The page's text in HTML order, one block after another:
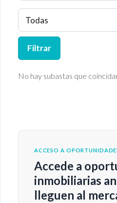
Todas
Filtrar
No hay subastas que
ACCESO A
Accede a
inmobiliarias
lleguen al